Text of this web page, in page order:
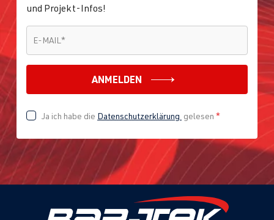
und Projekt-Infos!
E-MAIL *
ANMELDEN
Ja ich habe die Datenschutzerklärung gelesen *